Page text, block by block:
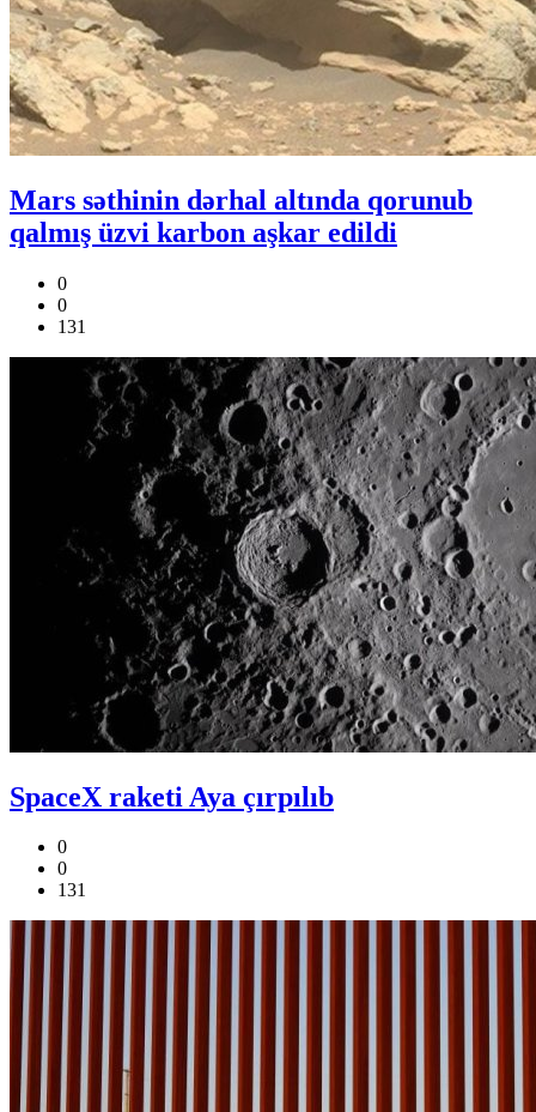
Mars səthinin dərhal altında qorunub
qalmış üzvi karbon aşkar edildi
0
0
131
SpaceX raketi Aya çırpılıb
0
0
131